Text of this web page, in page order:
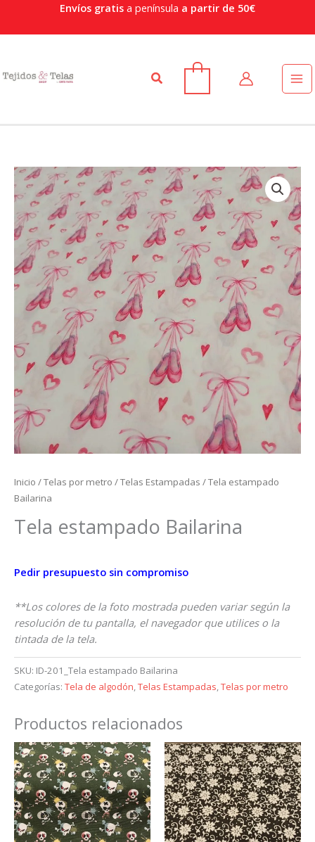
Envíos gratis a península a partir de 50€
Buscar
Inicio /Telas por metro /Telas Estampadas / Tela estampado
Bailarina
Tela estampado Bailarina
Pedir presupuesto sin compromiso
**Los colores de la foto mostrada pueden variar según la
resolución de tu pantalla, el navegador que utilices o la
tintada de la tela.
SKU: ID-201_Tela estampado Bailarina
Categorías: Tela de algodón,Telas Estampadas,Telas por metro
Productos relacionados